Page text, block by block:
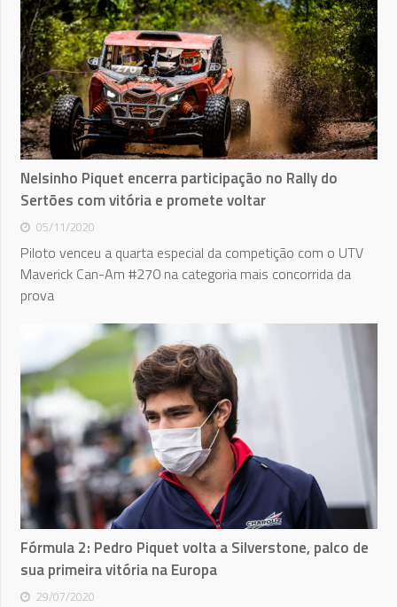
Nelsinho Piquet encerra participação no Rally do
Sertões com vitória e promete voltar
05/11/2020
Piloto venceu a quarta especial da competição com o UTV
Maverick Can-Am #270 na categoria mais concorrida da
prova
Fórmula 2: Pedro Piquet volta a Silverstone, palco de
sua primeira vitória na Europa
29/07/2020